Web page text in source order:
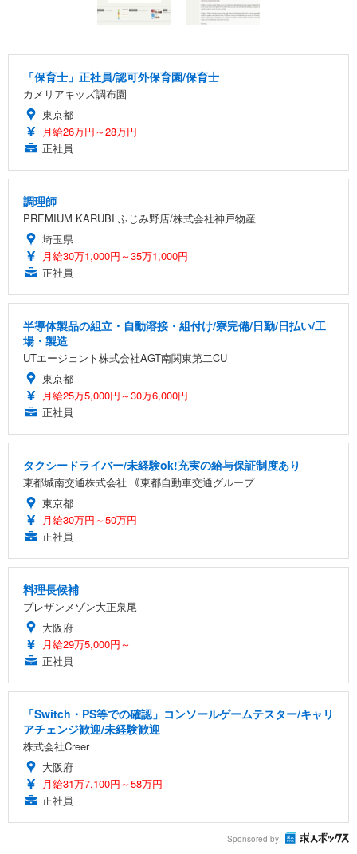
「保育士」正社員/認可外保育園/保育士
カメリアキッズ調布園
東京都
月給26万円～28万円
正社員
調理師
PREMIUM KARUBI ふじみ野店/株式会社神戸物産
埼玉県
月給30万1,000円～35万1,000円
正社員
半導体製品の組立・自動溶接・組付け/寮完備/日勤/日払い/工
場・製造
UTエージェント株式会社AGT南関東第二CU
東京都
月給25万5,000円～30万6,000円
正社員
タクシードライバー/未経験ok!充実の給与保証制度あり
東都城南交通株式会社 ｟東都自動車交通グループ
東京都
月給30万円～50万円
正社員
料理長候補
プレザンメゾン大正泉尾
大阪府
月給29万5,000円～
正社員
「Switch・PS等での確認」コンソールゲームテスター/キャリ
アチェンジ歓迎/未経験歓迎
株式会社Creer
大阪府
月給31万7,100円～58万円
正社員
Sponsored by